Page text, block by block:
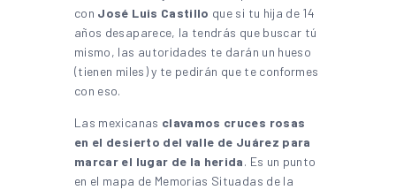
con José Luis Castillo que si tu hija de 14
años desaparece, la tendrás que buscar tú
mismo, las autoridades te darán un hueso
(tienen miles) y te pedirán que te conformes
con eso.
Las mexicanas clavamos cruces rosas
en el desierto del valle de Juárez para
marcar el lugar de la herida. Es un punto
en el mapa de Memorias Situadas de la